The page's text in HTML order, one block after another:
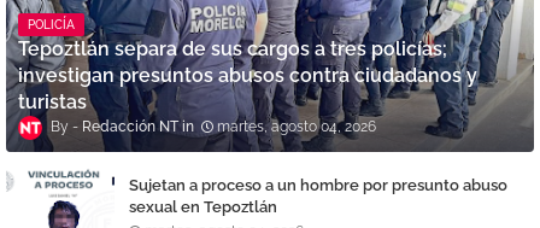
POLICÍA
Tepoztlán separa de sus cargos a tres policías;
investigan presuntos abusos contra ciudadanos y
turistas
Redacción NT martes, agosto 04, 2026
Sujetan a proceso a un hombre por presunto abuso
sexual en Tepoztlán